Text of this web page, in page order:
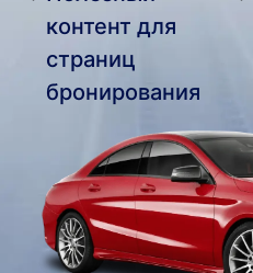
контент для
страниц
бронирования